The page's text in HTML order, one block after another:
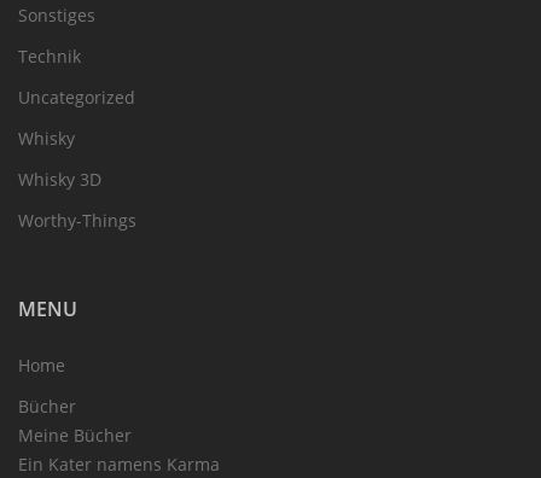
Sonstiges
Technik
Uncategorized
Whisky
Whisky 3D
Worthy-Things
MENU
Home
Bücher
Meine Bücher
Ein Kater namens Karma